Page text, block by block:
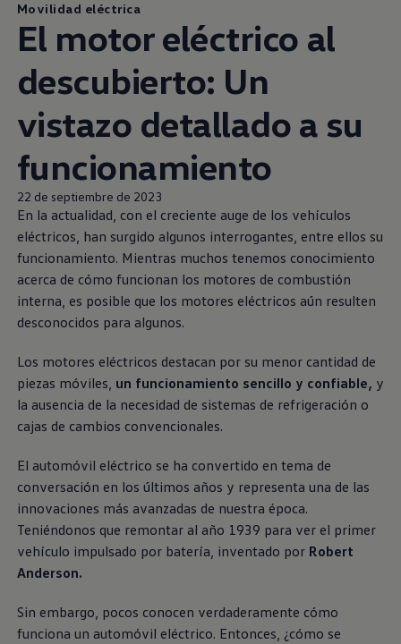
Movilidad eléctrica
El motor eléctrico al
descubierto: Un
vistazo detallado a su
funcionamiento
22 de septiembre de 2023
En la actualidad, con el creciente auge de los vehículos
eléctricos, han surgido algunos interrogantes, entre ellos su
funcionamiento. Mientras muchos tenemos conocimiento
acerca de cómo funcionan los motores de combustión
interna, es posible que los motores eléctricos aún resulten
desconocidos para algunos.
Los motores eléctricos destacan por su menor cantidad de
piezas móviles, un funcionamiento sencillo y confiable, y
la ausencia de la necesidad de sistemas de refrigeración o
cajas de cambios convencionales.
El automóvil eléctrico se ha convertido en tema de
conversación en los últimos años y representa una de las
innovaciones más avanzadas de nuestra época.
Teniéndonos que remontar al año 1939 para ver el primer
vehículo impulsado por batería, inventado por Robert
Anderson.
Sin embargo, pocos conocen verdaderamente cómo
funciona un automóvil eléctrico. Entonces, ¿cómo se